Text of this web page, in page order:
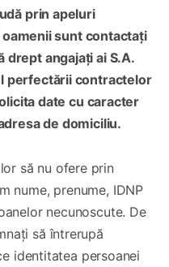
prin apeluri
sunt contactați
drept angajați ai S.A.
perfectării contractelor
date cu caracter
de domiciliu.
să nu ofere prin
nume, prenume, IDNP
necunoscute. De
să întrerupă
identitatea persoanei